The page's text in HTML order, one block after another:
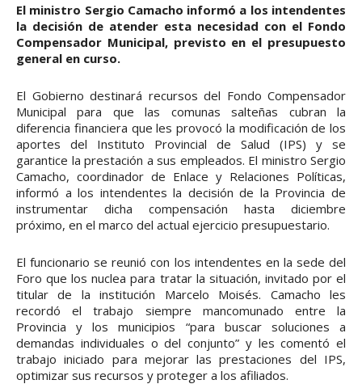
El ministro Sergio Camacho informó a los intendentes
la decisión de atender esta necesidad con el Fondo
Compensador Municipal, previsto en el presupuesto
general en curso.
El Gobierno destinará recursos del Fondo Compensador
Municipal para que las comunas salteñas cubran la
diferencia financiera que les provocó la modificación de los
aportes del Instituto Provincial de Salud (IPS) y se
garantice la prestación a sus empleados. El ministro Sergio
Camacho, coordinador de Enlace y Relaciones Políticas,
informó a los intendentes la decisión de la Provincia de
instrumentar dicha compensación hasta diciembre
próximo, en el marco del actual ejercicio presupuestario.
El funcionario se reunió con los intendentes en la sede del
Foro que los nuclea para tratar la situación, invitado por el
titular de la institución Marcelo Moisés. Camacho les
recordó el trabajo siempre mancomunado entre la
Provincia y los municipios “para buscar soluciones a
demandas individuales o del conjunto” y les comentó el
trabajo iniciado para mejorar las prestaciones del IPS,
optimizar sus recursos y proteger a los afiliados.